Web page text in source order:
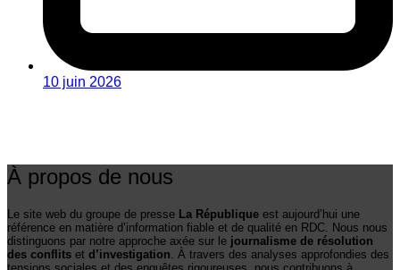
10 juin 2026
À propos de nous
Le site web du groupe de presse La République est aujourd’hui une
référence en matière d’information fiable et de qualité en RDC. Nous nous
distinguons par notre approche axée sur le journalisme de résolution
des conflits et d’investigation . À travers des analyses approfondies des